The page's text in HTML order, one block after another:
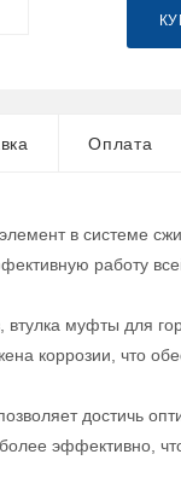
Оплата
в системе
работу
втулка муфты для
коррозии, что
достичь
эффективно,